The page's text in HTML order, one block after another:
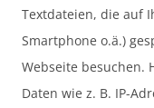
Textdateien, die auf
Smartphone o.ä.)
Webseite besuchen.
Daten wie z. B. IP-